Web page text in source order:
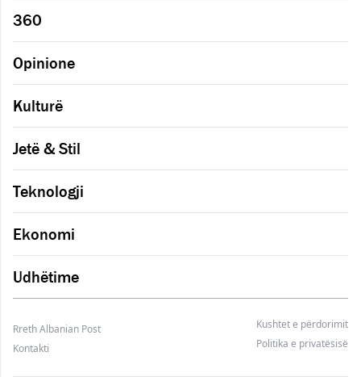
360
Opinione
Kulturë
Jetë & Stil
Teknologji
Ekonomi
Udhëtime
Rreth Albanian Post
Kushtet e përdorimit
Kontakti
Politika e privatësisë